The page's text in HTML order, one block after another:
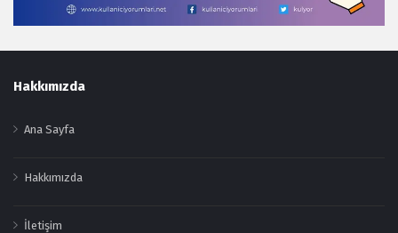
Footer
Hakkımızda
Ana Sayfa
Hakkımızda
İletişim